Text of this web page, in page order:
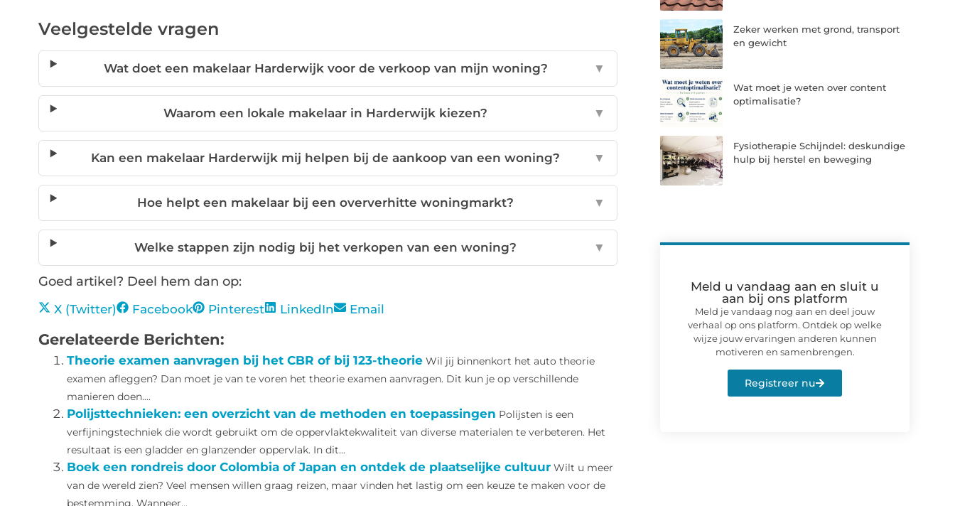
Veelgestelde vragen
Wat doet een makelaar Harderwijk voor de verkoop van mijn woning? ▼
Waarom een lokale makelaar in Harderwijk kiezen? ▼
Kan een makelaar Harderwijk mij helpen bij de aankoop van een woning? ▼
Hoe helpt een makelaar bij een oververhitte woningmarkt? ▼
Welke stappen zijn nodig bij het verkopen van een woning? ▼
Goed artikel? Deel hem dan op:
X (Twitter) Facebook Pinterest LinkedIn Email
Gerelateerde Berichten:
Theorie examen aanvragen bij het CBR of bij 123-theorie Wil jij binnenkort het auto theorie
examen afleggen? Dan moet je van te voren het theorie examen aanvragen. Dit kun je op verschillende
manieren doen....
Polijsttechnieken: een overzicht van de methoden en toepassingen Polijsten is een
verfijningstechniek die wordt gebruikt om de oppervlaktekwaliteit van diverse materialen te verbeteren. Het
resultaat is een gladder en glanzender oppervlak. In dit...
Boek een rondreis door Colombia of Japan en ontdek de plaatselijke cultuur Wilt u meer
van de wereld zien? Veel mensen willen graag reizen, maar vinden het lastig om een keuze te maken voor de
bestemming. Wanneer...
Zeker werken met grond, transport
en gewicht
Wat moet je weten over content
optimalisatie?
Fysiotherapie Schijndel: deskundige
hulp bij herstel en beweging
Meld u vandaag aan en sluit u
aan bij ons platform
Meld je vandaag nog aan en deel jouw
verhaal op ons platform. Ontdek op welke
wijze jouw ervaringen anderen kunnen
motiveren en samenbrengen.
Registreer nu